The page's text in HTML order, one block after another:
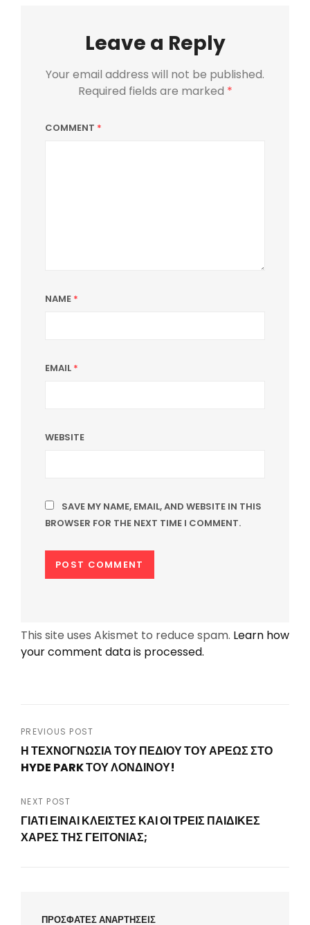
Leave a Reply
Your email address will not be published.
Required fields are marked *
COMMENT *
NAME *
EMAIL *
WEBSITE
SAVE MY NAME, EMAIL, AND WEBSITE IN THIS
BROWSER FOR THE NEXT TIME I COMMENT.
This site uses Akismet to reduce spam. Learn how
your comment data is processed.
Post
navigation
PREVIOUS POST
Η ΤΕΧΝΟΓΝΩΣΙΑ ΤΟΥ ΠΕΔΙΟΥ ΤΟΥ ΑΡΕΩΣ ΣΤΟ
HYDE PARK ΤΟΥ ΛΟΝΔΙΝΟΥ!
Post
NEXT POST
ΓΙΑΤΙ ΕΙΝΑΙ ΚΛΕΙΣΤΕΣ ΚΑΙ ΟΙ ΤΡΕΙΣ ΠΑΙΔΙΚΕΣ
ΧΑΡΕΣ ΤΗΣ ΓΕΙΤΟΝΙΑΣ;
ΠΡΟΣΦΑΤΕΣ ΑΝΑΡΤΗΣΕΙΣ